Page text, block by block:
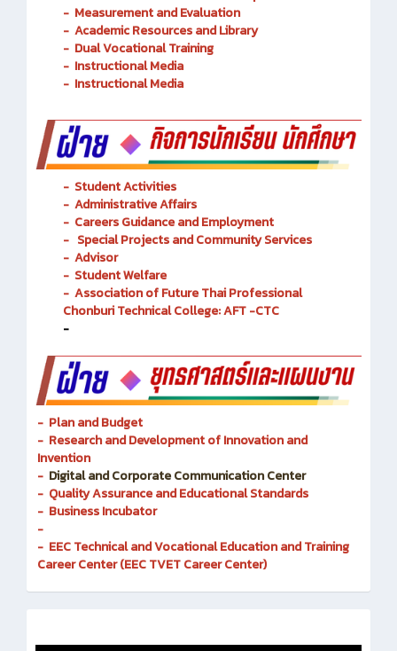
- Instructional Curriculum Development
- Measurement and Evaluation
- Academic Resources and Library
- Dual Vocational Training
- Instructional Media
- Student Activities
- Administrative Affairs
- Careers Guidance and Employment
-Special Projects and Community Services
- Advisor
- Student Welfare
-Association of Future Thai Professional
Chonburi Technical College: AFT -CTC
-
- Plan and Budget
- Research and Development of Innovation and
Invention
- Digital and Corporate Communication Center
- Quality Assurance and Educational Standards
- Business Incubator
-
- EEC Technical and Vocational Education and Training
Career Center (EEC TVET Career Center)